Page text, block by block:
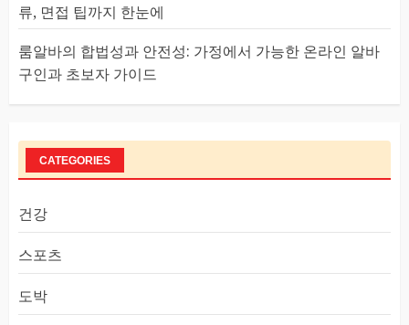
류, 면접 팁까지 한눈에
룸알바의 합법성과 안전성: 가정에서 가능한 온라인 알바
구인과 초보자 가이드
CATEGORIES
건강
스포츠
도박